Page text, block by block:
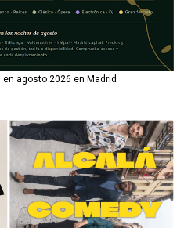
agosto 2026 en Madrid